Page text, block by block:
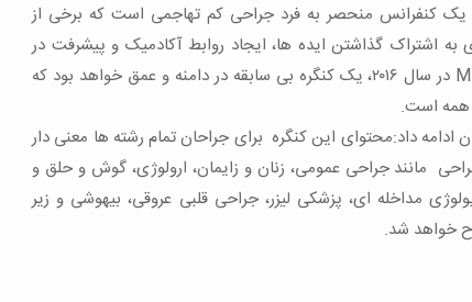
دکتر فرهادی اضافه کرد: امروزه، MISTIC یک کنفرانس منحصر به فرد جراحی کم تهاجمی است که برخی از
به اشتراک گذاشتن ایده ها، ایجاد روابط آکادمیک و پیشرفت در
اعمال جراحی دور هم آورده است. MISTIC در سال ۲۰۱۶، یک کنگره بی سابقه در دامنه و عمق خواهد بود که
همه است.
داد:محتوای این کنگره برای جراحان تمام رشته ها معنی دار
مانند جراحی عمومی، زنان و زایمان، ارولوژی، گوش و حلق و
مداخله ای، پزشکی لیزر، جراحی قلبی عروقی، بیهوشی و زیر
خواهد شد.